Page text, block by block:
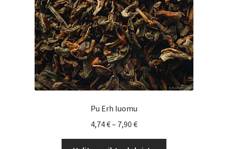
Pu Erh luomu
4,74€– 7,90 €Hintaluokka: